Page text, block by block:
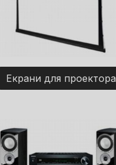
Екрани для проектора